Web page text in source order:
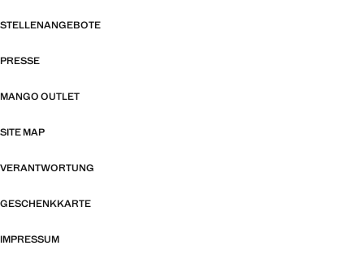
STELLENANGEBOTE
PRESSE
MANGO OUTLET
SITE MAP
VERANTWORTUNG
GESCHENKKARTE
IMPRESSUM